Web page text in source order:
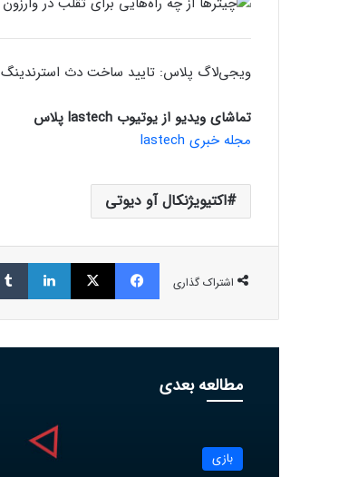
ویجی‌لاگ پلاس: تایید ساخت دث استرندینگ 2 و بازی‌های پلی استیشن پلاس
تماشای ویدیو از یوتیوب lastech پلاس
مجله خبری lastech
اکتیویژنکال آو دیوتی
اشتراک گذاری
فیسبوک ایکس لینکداین
مطالعه بعدی
بازی